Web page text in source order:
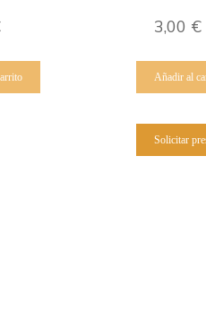
3,00 €
Añadir al
Solicitar